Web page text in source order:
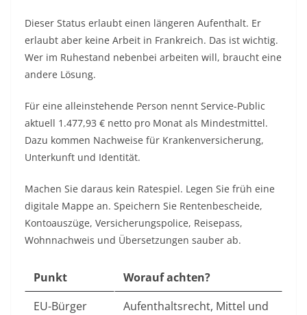
Dieser Status erlaubt einen längeren Aufenthalt. Er
erlaubt aber keine Arbeit in Frankreich. Das ist wichtig.
Wer im Ruhestand nebenbei arbeiten will, braucht eine
andere Lösung.
Für eine alleinstehende Person nennt Service-Public
aktuell 1.477,93 € netto pro Monat als Mindestmittel.
Dazu kommen Nachweise für Krankenversicherung,
Unterkunft und Identität.
Machen Sie daraus kein Ratespiel. Legen Sie früh eine
digitale Mappe an. Speichern Sie Rentenbescheide,
Kontoauszüge, Versicherungspolice, Reisepass,
Wohnnachweis und Übersetzungen sauber ab.
Punkt
Worauf achten?
EU-Bürger
Aufenthaltsrecht, Mittel und